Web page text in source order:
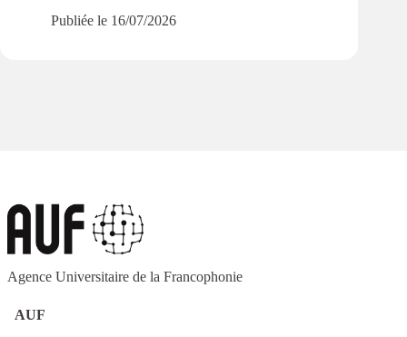
Publiée le 16/07/2026
Agence Universitaire de la Francophonie
AUF